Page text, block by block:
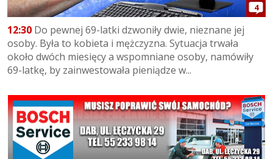
4
12:30 Do pewnej 69-latki dzwoniły dwie, nieznane jej
osoby. Była to kobieta i mężczyzna. Sytuacja trwała
około dwóch miesięcy a wspomniane osoby, namówiły
69-latkę, by zainwestowała pieniądze w...